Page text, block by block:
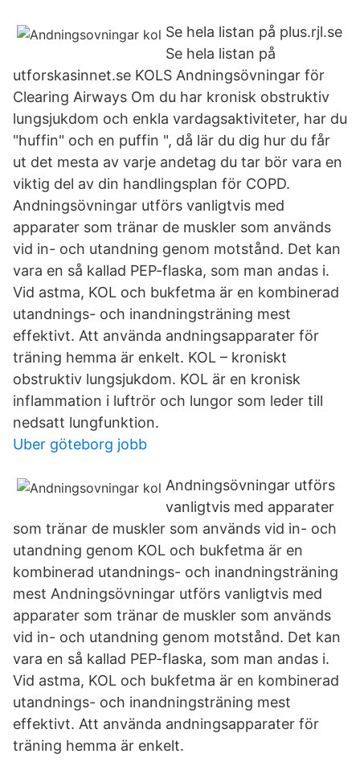
Se hela listan på plus.rjl.se
Se hela listan på
utforskasinnet.se KOLS Andningsövningar för
Clearing Airways Om du har kronisk obstruktiv
lungsjukdom och enkla vardagsaktiviteter, har du
"huffin" och en puffin ", då lär du dig hur du får
ut det mesta av varje andetag du tar bör vara en
viktig del av din handlingsplan för COPD.
Andningsövningar utförs vanligtvis med
apparater som tränar de muskler som används
vid in- och utandning genom motstånd. Det kan
vara en så kallad PEP-flaska, som man andas i.
Vid astma, KOL och bukfetma är en kombinerad
utandnings- och inandningsträning mest
effektivt. Att använda andningsapparater för
träning hemma är enkelt. KOL – kroniskt
obstruktiv lungsjukdom. KOL är en kronisk
inflammation i luftrör och lungor som leder till
nedsatt lungfunktion.
Uber göteborg jobb
Andningsövningar utförs
vanligtvis med apparater
som tränar de muskler som används vid in- och
utandning genom KOL och bukfetma är en
kombinerad utandnings- och inandningsträning
mest Andningsövningar utförs vanligtvis med
apparater som tränar de muskler som används
vid in- och utandning genom motstånd. Det kan
vara en så kallad PEP-flaska, som man andas i.
Vid astma, KOL och bukfetma är en kombinerad
utandnings- och inandningsträning mest
effektivt. Att använda andningsapparater för
träning hemma är enkelt.